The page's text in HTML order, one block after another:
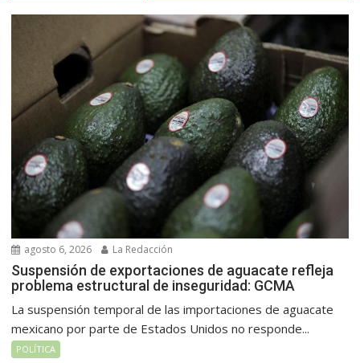
agosto 6, 2026 La Redacción
Suspensión de exportaciones de aguacate refleja
problema estructural de inseguridad: GCMA
La suspensión temporal de las importaciones de aguacate
mexicano por parte de Estados Unidos no responde...
POLÍTICA